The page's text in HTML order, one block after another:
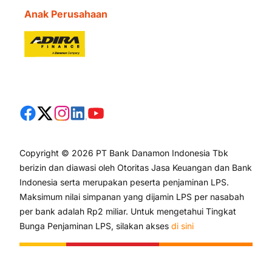
Anak Perusahaan
Copyright © 2026 PT Bank Danamon Indonesia Tbk
berizin dan diawasi oleh Otoritas Jasa Keuangan dan Bank
Indonesia serta merupakan peserta penjaminan LPS.
Maksimum nilai simpanan yang dijamin LPS per nasabah
per bank adalah Rp2 miliar. Untuk mengetahui Tingkat
Bunga Penjaminan LPS, silakan akses di sini